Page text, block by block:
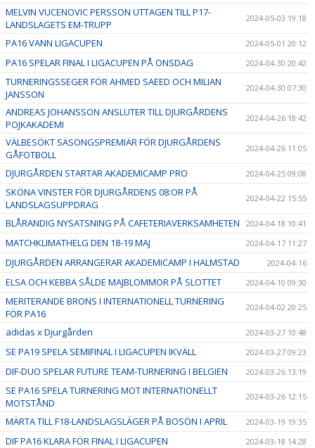
MELVIN VUCENOVIC PERSSON UTTAGEN TILL P17-
LANDSLAGETS EM-TRUPP
2024-05-03 19:18
PA16 VANN LIGACUPEN 2024-05-01 20:12
PA16 SPELAR FINAL I LIGACUPEN PÅ ONSDAG 2024-04-30 20:42
TURNERINGSSEGER FÖR AHMED SAEED OCH MILIAN
JANSSON
2024-04-30 07:30
ANDREAS JOHANSSON ANSLUTER TILL DJURGÅRDENS
POJKAKADEMI
2024-04-26 18:42
VÄLBESÖKT SÄSONGSPREMIÄR FÖR DJURGÅRDENS
GÅFOTBOLL
2024-04-26 11:05
DJURGÅRDEN STARTAR AKADEMICAMP PRO 2024-04-25 09:08
SKÖNA VINSTER FÖR DJURGÅRDENS 08:OR PÅ
LANDSLAGSUPPDRAG
2024-04-22 15:55
BLÅRANDIG NYSATSNING PÅ CAFETERIAVERKSAMHETEN 2024-04-18 10:41
MATCHKLIMATHELG DEN 18-19 MAJ 2024-04-17 11:27
DJURGÅRDEN ARRANGERAR AKADEMICAMP I HALMSTAD 2024-04-16
ELSA OCH KEBBA SÅLDE MAJBLOMMOR PÅ SLOTTET 2024-04-10 09:30
MERITERANDE BRONS I INTERNATIONELL TURNERING
FÖR PA16
2024-04-02 20:25
adidas x Djurgården 2024-03-27 10:48
SE PA19 SPELA SEMIFINAL I LIGACUPEN IKVÄLL 2024-03-27 09:23
DIF-DUO SPELAR FUTURE TEAM-TURNERING I BELGIEN 2024-03-26 13:19
SE PA16 SPELA TURNERING MOT INTERNATIONELLT
MOTSTÅND
2024-03-26 12:15
MÄRTA TILL F18-LANDSLAGSLÄGER PÅ BOSÖN I APRIL 2024-03-19 19:35
DIF PA16 KLARA FÖR FINAL I LIGACUPEN 2024-03-18 14:28